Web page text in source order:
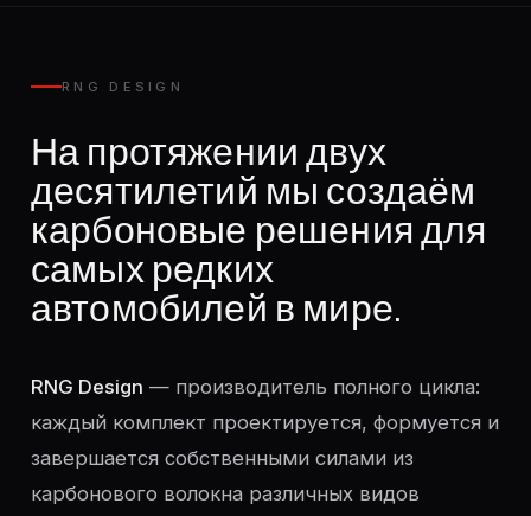
RNG DESIGN
На протяжении двух
десятилетий мы создаём
карбоновые решения для
самых редких
автомобилей в мире.
RNG Design — производитель полного цикла:
каждый комплект проектируется, формуется и
завершается собственными силами из
карбонового волокна различных видов